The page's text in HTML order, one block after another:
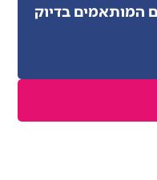
המותאמים בדיוק